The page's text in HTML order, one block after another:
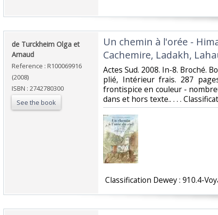
‎de Turckheim Olga et
Arnaud‎
Reference : R100069916
(2008)
ISBN : 2742780300
See the book
‎Un chemin à l'orée -
Cachemire, Ladakh,
‎Actes Sud. 2008. In-8. Broché.
plié, Intérieur frais. 287
frontispice en couleur -
dans et hors texte.. . . .
Classification Dewey : 910.4-